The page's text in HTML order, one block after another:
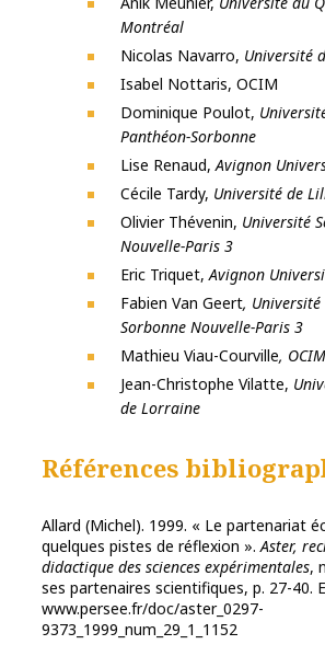
Montréal
Nicolas Navarro, Université
Isabel Nottaris, OCIM
Dominique Poulot,
Panthéon-Sorbonne
Lise Renaud,Avignon
Cécile Tardy, Université de
Olivier Thévenin, Université
Nouvelle-Paris 3
Eric Triquet,Avignon
Fabien Van Geert, Université
Sorbonne Nouvelle-Paris 3
Mathieu Viau-Courville, OCIM
Jean-Christophe Vilatte,
de Lorraine
Références
Allard (Michel). 1999. « Le partenariat
quelques pistes de réflexion ».Aster,
didactique des sciences expérimentales,
ses partenaires scientifiques, p. 27-40.
www.persee.fr/doc/aster_0297-
9373_1999_num_29_1_1152